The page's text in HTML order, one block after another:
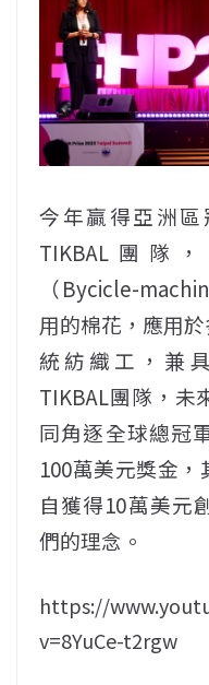
今年贏得亞洲
TIKBAL團隊
（Bycicle-
用的棉花，應用
統紡織工，兼
TIKBAL團隊，未
同角逐全球總冠
100萬美元獎金
自獲得10萬美元
們的理念。
https://
v=8YuCe-t2rgw